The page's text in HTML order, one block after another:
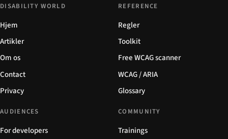
DISABILITY WORLD
Hjem
Artikler
Om os
Contact
Privacy
REFERENCE
Regler
Toolkit
Free WCAG scanner
WCAG / ARIA
Glossary
AUDIENCES
For developers
COMMUNITY
Trainings